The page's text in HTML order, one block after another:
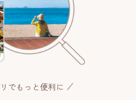
でもっと便利に